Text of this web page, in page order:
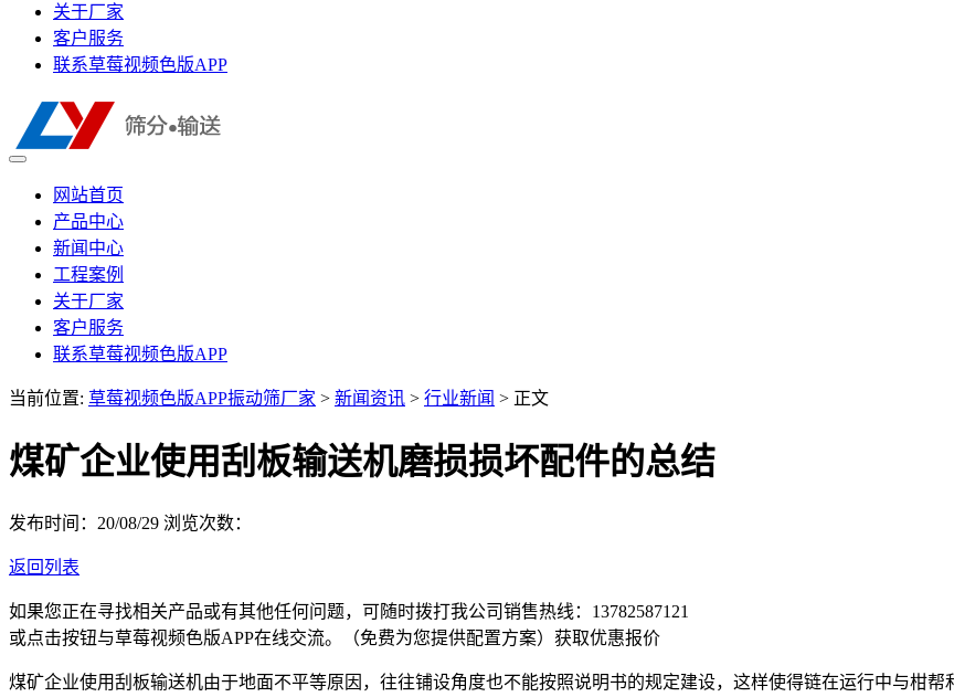
关于厂家
客户服务
联系草莓视频色版APP
网站首页
产品中心
新闻中心
工程案例
关于厂家
客户服务
联系草莓视频色版APP
当前位置: 草莓视频色版APP振动筛厂家 > 新闻资讯 > 行业新闻 > 正文
煤矿企业使用刮板输送机磨损损坏配件的总结
发布时间：20/08/29 浏览次数：
返回列表
如果您正在寻找相关产品或有其他任何问题，可随时拨打我公司销售热线： 13782587121
或点击按钮与草莓视频色版APP在线交流。（免费为您提供配置方案） 获取优惠报价
煤矿企业使用刮板输送机由于地面不平等原因，往往铺设角度也不能按照说明书的规定建设，这样使得链在运行中与柑